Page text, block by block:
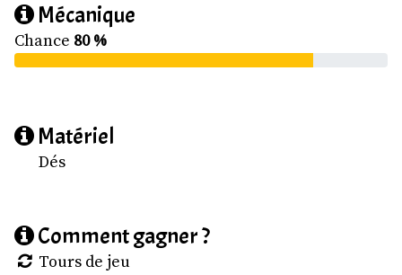
Mécanique
Chance 80 %
Matériel
Dés
Comment gagner ?
Tours de jeu